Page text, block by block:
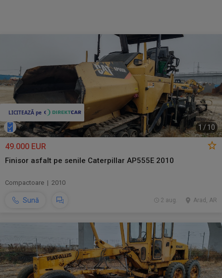
1 /10
49.000 EUR
Finisor asfalt pe senile Caterpillar AP555E 2010
Compactoare | 2010
Sună Arad, AR
2 aug.